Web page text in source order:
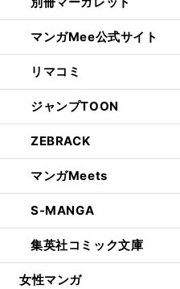
マンガMee公式サイト
リマコミ
ジャンプTOON
ZEBRACK
マンガMeets
S-MANGA
集英社コミック文庫
女性マンガ